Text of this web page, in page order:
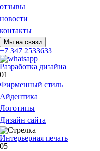
отзывы
новости
контакты
Мы на связи
+7 347 2533633
Разработка дизайна
01
Фирменный стиль
Айдентика
Логотипы
Дизайн сайта
Интерьерная печать
05